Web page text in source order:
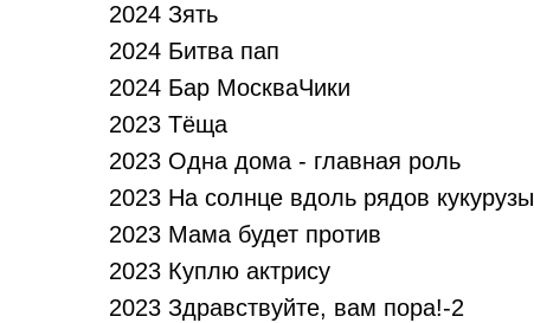
2024 Зять
2024 Битва пап
2024 Бар МоскваЧики
2023 Тёща
2023 Одна дома - главная роль
2023 На солнце вдоль рядов кукурузы
2023 Мама будет против
2023 Куплю актрису
2023 Здравствуйте, вам пора!-2